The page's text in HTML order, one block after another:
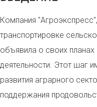
Компания
транспортировке
объявила о своих
деятельности. Этот шаг
развития аграрного
поддержания